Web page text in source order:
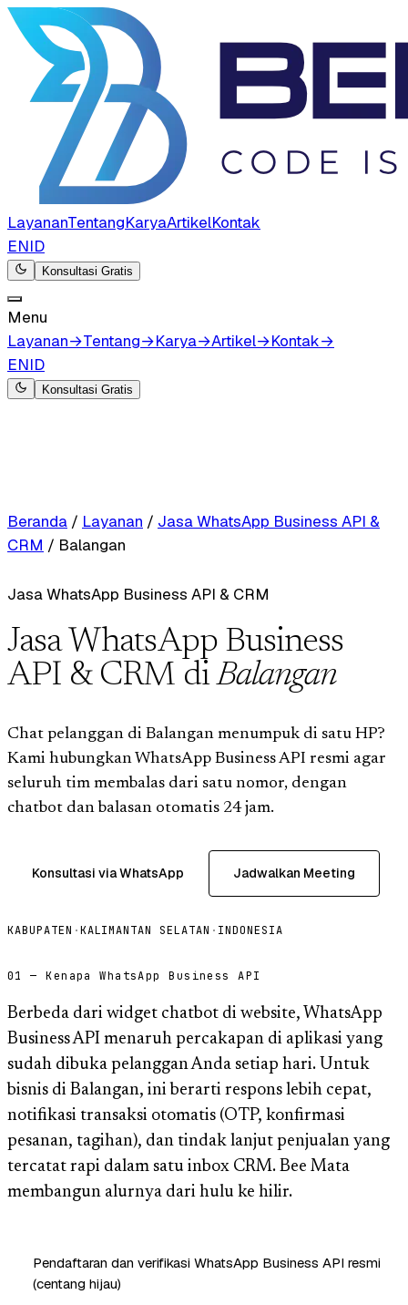
LayananTentangKaryaArtikelKontak
ENID
Konsultasi Gratis
Menu
Layanan→Tentang→Karya→Artikel→Kontak→
ENID
Konsultasi Gratis
Beranda / Layanan / Jasa WhatsApp Business API &
CRM / Balangan
Jasa WhatsApp Business API & CRM
Jasa WhatsApp Business
API & CRM diBalangan
Chat pelanggan di Balangan menumpuk di satu HP?
Kami hubungkan WhatsApp Business API resmi agar
seluruh tim membalas dari satu nomor, dengan
chatbot dan balasan otomatis 24 jam.
Konsultasi via WhatsApp Jadwalkan Meeting
KABUPATEN ·KALIMANTAN SELATAN · INDONESIA
01 — Kenapa WhatsApp Business API
Berbeda dari widget chatbot di website, WhatsApp
Business API menaruh percakapan di aplikasi yang
sudah dibuka pelanggan Anda setiap hari. Untuk
bisnis di Balangan, ini berarti respons lebih cepat,
notifikasi transaksi otomatis (OTP, konfirmasi
pesanan, tagihan), dan tindak lanjut penjualan yang
tercatat rapi dalam satu inbox CRM. Bee Mata
membangun alurnya dari hulu ke hilir.
Pendaftaran dan verifikasi WhatsApp Business API resmi
(centang hijau)